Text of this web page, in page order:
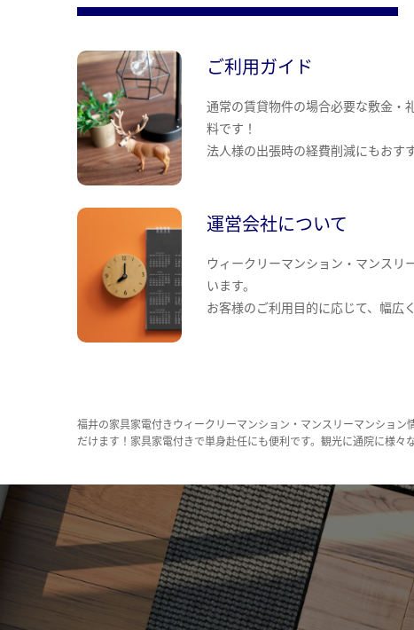
ご利用ガイド
通常の賃貸物件の場合必要な敷金・
料です！
法人様の出張時の経費削減にもおす
運営会社について
ウィークリーマンション・マンスリ
います。
お客様のご利用目的に応じて、幅広
福井の家具家電付きウィークリーマンション・マンスリーマンショ
だけます！家具家電付きで単身赴任にも便利です。観光に通院に様々